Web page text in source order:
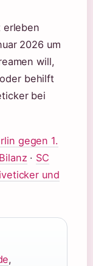
erleben
2026 um
will,
behilft
bei
gegen 1.
· SC
und
,